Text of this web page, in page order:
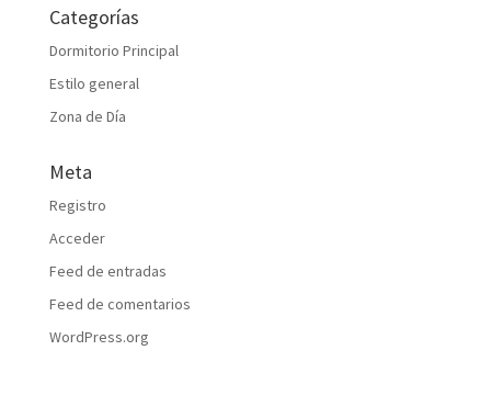
Categorías
Dormitorio Principal
Estilo general
Zona de Día
Meta
Registro
Acceder
Feed de entradas
Feed de comentarios
WordPress.org